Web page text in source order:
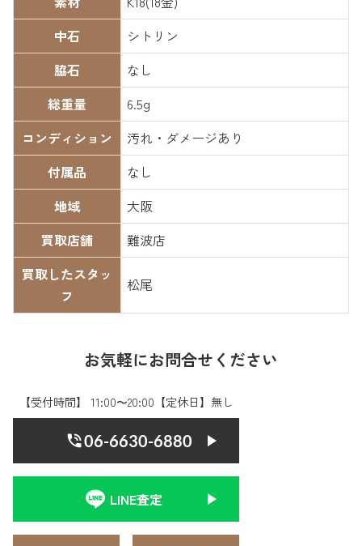
中石
シトリン
脇石
なし
総重量
6.5g
コンディション
汚れ・ダメージあり
付属品
なし
地域
大阪
買取店舗
難波店
買取したスタッ
フ
松尾
お気軽にお問合せください
【受付時間】 11:00〜20:00【定休日】無し
06-6630-6880
LINE査定